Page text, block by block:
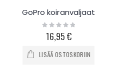
GoPro koiranvaljaat
Rating:
0%
16,95 €
LISÄÄ OSTOSKORIIN